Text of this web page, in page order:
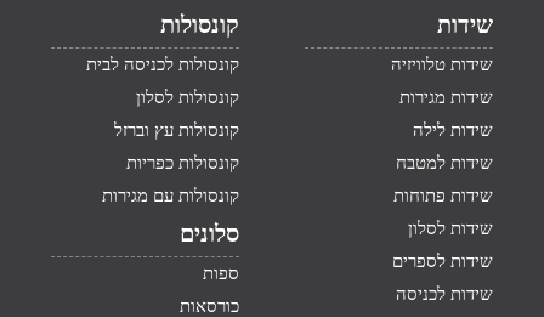
שידות
שידות טלוויזיה
שידות מגירות
שידות לילה
שידות למטבח
שידות פתוחות
שידות לסלון
שידות לספרים
שידות לכניסה
קונסולות
קונסולות לכניסה לבית
קונסולות לסלון
קונסולות עץ וברזל
קונסולות כפריות
קונסולות עם מגירות
סלונים
ספות
כורסאות